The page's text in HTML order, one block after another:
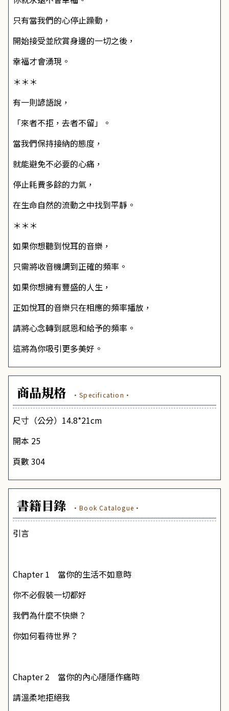
只有當我們的心停止躁動，
開始接受並欣賞身邊的一切之後，
幸福才會湧現。
＊＊＊
有一則諺語說，
「來者不拒，去者不留」。
當我們保持接納的態度，
就能避免不必要的心痛，
停止耗費多餘的力氣，
在生命自然的流動之中找到平靜。
＊＊＊
如果你想聽到悅耳的音樂，
只需將收音機調到正確的頻率。
如果你想擁有豐盛的人生，
正如悅耳的音樂只在相應的頻率播放，
請將心念轉到感恩和給予的頻率。
這將為你吸引更多美好。
商品規格 ·Specification·
尺寸（公分）14.8*21cm
開本 25
頁數 304
書籍目錄 ·Book Catalogue·
引言
Chapter 1 當你的生活不如意時
你不必假裝一切都好
我們為什麼不快樂？
你如何看待世界？
Chapter 2 當你的內心隱隱作痛時
請溫柔地拒絕我